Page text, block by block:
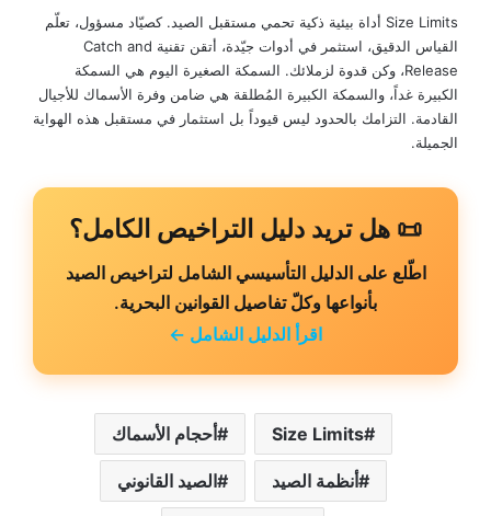
Size Limits أداة بيئية ذكية تحمي مستقبل الصيد. كصيّاد مسؤول، تعلّم
القياس الدقيق، استثمر في أدوات جيّدة، أتقن تقنية Catch and
Release، وكن قدوة لزملائك. السمكة الصغيرة اليوم هي السمكة
الكبيرة غداً، والسمكة الكبيرة المُطلقة هي ضامن وفرة الأسماك للأجيال
القادمة. التزامك بالحدود ليس قيوداً بل استثمار في مستقبل هذه الهواية
الجميلة.
📜 هل تريد دليل التراخيص الكامل؟
اطّلع على الدليل التأسيسي الشامل لتراخيص الصيد
بأنواعها وكلّ تفاصيل القوانين البحرية.
اقرأ الدليل الشامل ←
Size Limits أحجام الأسماك
أنظمة الصيد الصيد القانوني